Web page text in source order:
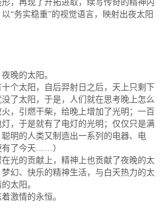
，再现了开拓进取，续写传奇的精神内
“务实稳重”的视觉语言，映射出夜太阳
晚的太阳。
太阳，自后羿射日之后，天上只剩下
了太阳，于是，人们就在思考晚上怎么
，引燃干柴，给晚上增加了光明；一百
，于是就有了电灯的光明；仅仅只是满
明的人类又制造出一系列的电器、电
有了今天……）
的贡献上，精神上也贡献了夜晚的太
幻、快乐的精神生活，与白天热力的太
太阳。
激情的永恒。